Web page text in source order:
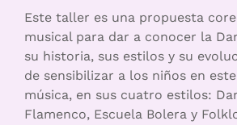
Este taller es una propuesta
musical para dar a conocer la
su historia, sus estilos y su
de sensibilizar a los niños en
música, en sus cuatro estilos:
Flamenco, Escuela Bolera y